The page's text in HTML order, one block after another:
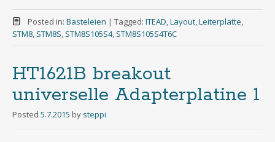
Posted in: Basteleien | Tagged: ITEAD Layout, Leiterplatte
STM8 STM8S STM8S105S4, STM8S105S4T6C
HT1621B breakout
universelle Adapterplatine 1
Posted 5.7.2015 by steppi